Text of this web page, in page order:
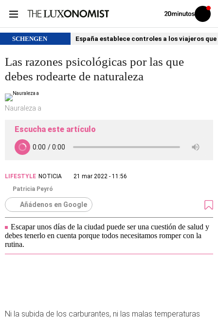
Volver
Iniciar
sesión
SCHENGEN España establece controles a los viajeros
Las razones psicológicas por las que
debes rodearte de naturaleza
Nauraleza a
Escucha este artículo
LIFESTYLE NOTICIA
21 mar 2022 - 11:56
Patricia Peyró
Añádenos en Google
Escapar unos días de la ciudad puede ser una cuestión de salud y
debes tenerlo en cuenta porque todos necesitamos romper con la
rutina.
Ni la subida de los carburantes, ni las malas temperaturas